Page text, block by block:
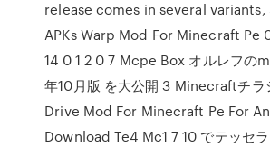
release comes in several variants,
APKs Warp Mod For Minecraft Pe
14 0 1 2 0 7 Mcpe Box オルレフの
年10月版 を大公開 3 Minecraftチラ
Drive Mod For Minecraft Pe For
Download Te4 Mc1 7 10 でテッセラ